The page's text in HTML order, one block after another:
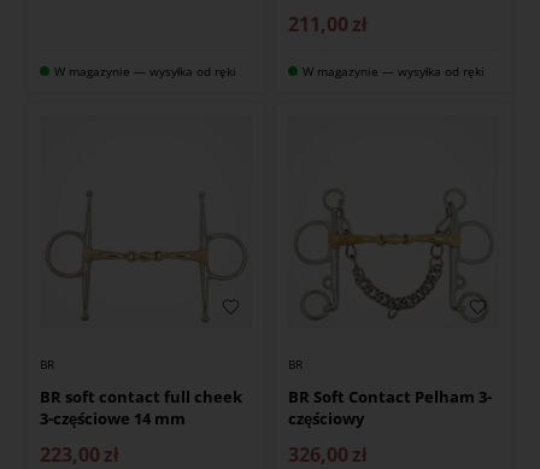
W magazynie — wysyłka od ręki
211,00 zł
W magazynie — wysyłka od ręki
BR
BR soft contact full cheek
3-częściowe 14 mm
223,00 zł
BR
BR Soft Contact Pelham 3-
częściowy
326,00 zł